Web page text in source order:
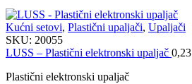
Kućni setovi, Plastični upaljači, Upaljači
SKU: 20055
LUSS – Plastični elektronski upaljač 0,23
Plastični elektronski upaljač